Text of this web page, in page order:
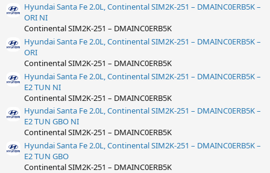
Hyundai Santa Fe 2.0L, Continental SIM2K-251 – DMAINC0ERB5K –
ORI NI
Continental SIM2K-251 – DMAINC0ERB5K
Hyundai Santa Fe 2.0L, Continental SIM2K-251 – DMAINC0ERB5K –
ORI
Continental SIM2K-251 – DMAINC0ERB5K
Hyundai Santa Fe 2.0L, Continental SIM2K-251 – DMAINC0ERB5K –
E2 TUN NI
Continental SIM2K-251 – DMAINC0ERB5K
Hyundai Santa Fe 2.0L, Continental SIM2K-251 – DMAINC0ERB5K –
E2 TUN GBO NI
Continental SIM2K-251 – DMAINC0ERB5K
Hyundai Santa Fe 2.0L, Continental SIM2K-251 – DMAINC0ERB5K –
E2 TUN GBO
Continental SIM2K-251 – DMAINC0ERB5K